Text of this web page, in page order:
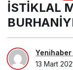
İSTİKLAL
13 Mart